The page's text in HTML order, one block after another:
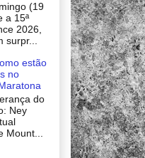
(19
a 15ª
2026,
surpr...
estão
no
do
Ney